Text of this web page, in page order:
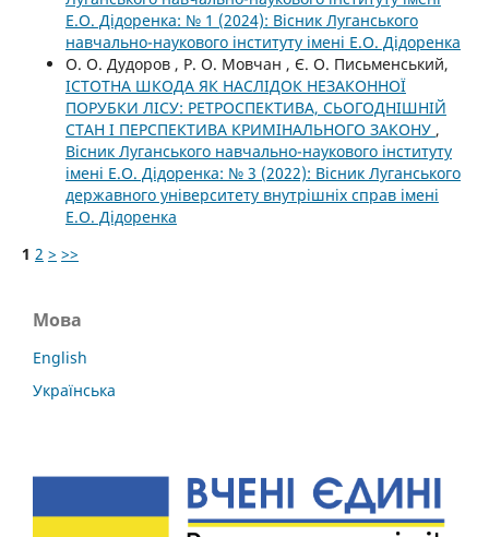
Е.О. Дідоренка: № 1 (2024): Вісник Луганського
навчально-наукового інституту імені Е.О. Дідоренка
О. О. Дудоров , Р. О. Мовчан , Є. О. Письменський,
ІСТОТНА ШКОДА ЯК НАСЛІДОК НЕЗАКОННОЇ
ПОРУБКИ ЛІСУ: РЕТРОСПЕКТИВА, СЬОГОДНІШНІЙ
СТАН І ПЕРСПЕКТИВА КРИМІНАЛЬНОГО ЗАКОНУ ,
Вісник Луганського навчально-наукового інституту
імені Е.О. Дідоренка: № 3 (2022): Вісник Луганського
державного університету внутрішніх справ імені
Е.О. Дідоренка
1 2 > >>
Мова
English
Українська